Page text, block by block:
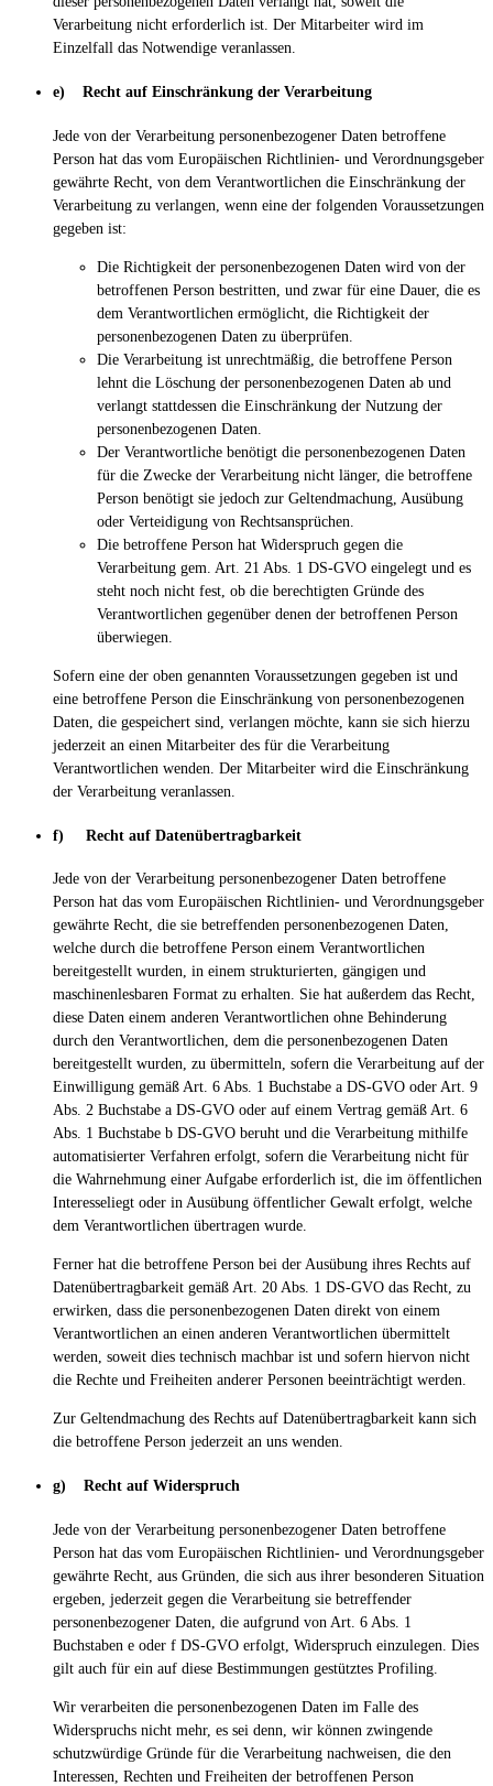
Verarbeitung nicht erforderlich ist. Der Mitarbeiter wird im
Einzelfall das Notwendige veranlassen.
e) Recht auf Einschränkung der Verarbeitung
Jede von der Verarbeitung personenbezogener Daten betroffene
Person hat das vom Europäischen Richtlinien- und Verordnungsgeber
gewährte Recht, von dem Verantwortlichen die Einschränkung der
Verarbeitung zu verlangen, wenn eine der folgenden Voraussetzungen
gegeben ist:
Die Richtigkeit der personenbezogenen Daten wird von der
betroffenen Person bestritten, und zwar für eine Dauer, die es
dem Verantwortlichen ermöglicht, die Richtigkeit der
personenbezogenen Daten zu überprüfen.
Die Verarbeitung ist unrechtmäßig, die betroffene Person
lehnt die Löschung der personenbezogenen Daten ab und
verlangt stattdessen die Einschränkung der Nutzung der
personenbezogenen Daten.
Der Verantwortliche benötigt die personenbezogenen Daten
für die Zwecke der Verarbeitung nicht länger, die betroffene
Person benötigt sie jedoch zur Geltendmachung, Ausübung
oder Verteidigung von Rechtsansprüchen.
Die betroffene Person hat Widerspruch gegen die
Verarbeitung gem. Art. 21 Abs. 1 DS-GVO eingelegt und es
steht noch nicht fest, ob die berechtigten Gründe des
Verantwortlichen gegenüber denen der betroffenen Person
überwiegen.
Sofern eine der oben genannten Voraussetzungen gegeben ist und
eine betroffene Person die Einschränkung von personenbezogenen
Daten, die gespeichert sind, verlangen möchte, kann sie sich hierzu
jederzeit an einen Mitarbeiter des für die Verarbeitung
Verantwortlichen wenden. Der Mitarbeiter wird die Einschränkung
der Verarbeitung veranlassen.
f) Recht auf Datenübertragbarkeit
Jede von der Verarbeitung personenbezogener Daten betroffene
Person hat das vom Europäischen Richtlinien- und Verordnungsgeber
gewährte Recht, die sie betreffenden personenbezogenen Daten,
welche durch die betroffene Person einem Verantwortlichen
bereitgestellt wurden, in einem strukturierten, gängigen und
maschinenlesbaren Format zu erhalten. Sie hat außerdem das Recht,
diese Daten einem anderen Verantwortlichen ohne Behinderung
durch den Verantwortlichen, dem die personenbezogenen Daten
bereitgestellt wurden, zu übermitteln, sofern die Verarbeitung auf der
Einwilligung gemäß Art. 6 Abs. 1 Buchstabe a DS-GVO oder Art. 9
Abs. 2 Buchstabe a DS-GVO oder auf einem Vertrag gemäß Art. 6
Abs. 1 Buchstabe b DS-GVO beruht und die Verarbeitung mithilfe
automatisierter Verfahren erfolgt, sofern die Verarbeitung nicht für
die Wahrnehmung einer Aufgabe erforderlich ist, die im öffentlichen
Interesseliegt oder in Ausübung öffentlicher Gewalt erfolgt, welche
dem Verantwortlichen übertragen wurde.
Ferner hat die betroffene Person bei der Ausübung ihres Rechts auf
Datenübertragbarkeit gemäß Art. 20 Abs. 1 DS-GVO das Recht, zu
erwirken, dass die personenbezogenen Daten direkt von einem
Verantwortlichen an einen anderen Verantwortlichen übermittelt
werden, soweit dies technisch machbar ist und sofern hiervon nicht
die Rechte und Freiheiten anderer Personen beeinträchtigt werden.
Zur Geltendmachung des Rechts auf Datenübertragbarkeit kann sich
die betroffene Person jederzeit an uns wenden.
g) Recht auf Widerspruch
Jede von der Verarbeitung personenbezogener Daten betroffene
Person hat das vom Europäischen Richtlinien- und Verordnungsgeber
gewährte Recht, aus Gründen, die sich aus ihrer besonderen Situation
ergeben, jederzeit gegen die Verarbeitung sie betreffender
personenbezogener Daten, die aufgrund von Art. 6 Abs. 1
Buchstaben e oder f DS-GVO erfolgt, Widerspruch einzulegen. Dies
gilt auch für ein auf diese Bestimmungen gestütztes Profiling.
Wir verarbeiten die personenbezogenen Daten im Falle des
Widerspruchs nicht mehr, es sei denn, wir können zwingende
schutzwürdige Gründe für die Verarbeitung nachweisen, die den
Interessen, Rechten und Freiheiten der betroffenen Person